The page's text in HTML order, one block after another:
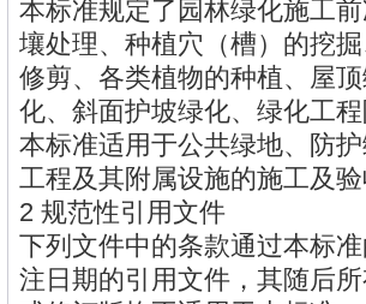
本标准规定了园林绿化施工
壤处理、种植穴（槽）的挖
修剪、各类植物的种植、屋
化、斜面护坡绿化、绿化工
本标准适用于公共绿地、防
工程及其附属设施的施工及验
2 规范性引用文件
下列文件中的条款通过本标
注日期的引用文件，其随后